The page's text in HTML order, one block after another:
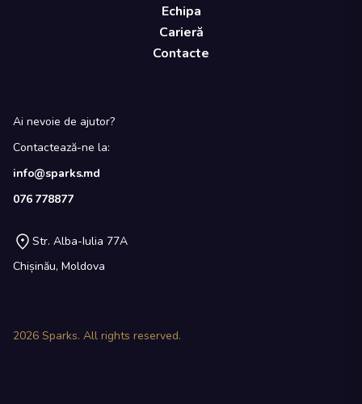
Echipa
Carieră
Contacte
Ai nevoie de ajutor?
Contactează-ne la:
info@sparks.md
076 778877
Str. Alba-Iulia 77A
Chișinău, Moldova
2026 Sparks. All rights reserved.